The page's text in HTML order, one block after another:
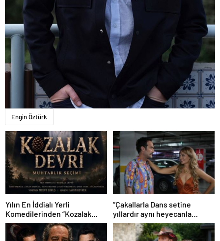
Engin Öztürk
Yılın En İddialı Yerli
Komedilerinden “Kozalak
Devri” 7 Ağustos’ta Vizyonda
“Çakallarla Dans setine
yıllardır aynı heyecanla
gidiyorum”